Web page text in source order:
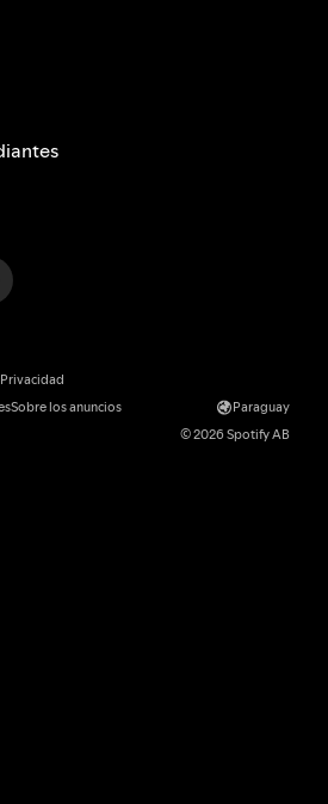
Sobre los anuncios
Paraguay
© 2026 Spotify AB